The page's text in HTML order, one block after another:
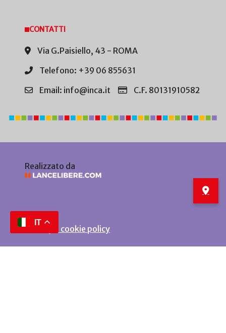
CONTATTI
Via G.Paisiello, 43 - ROMA
Telefono: +39 06 855631
Email: info@inca.it
C.F. 80131910582
Realizzato da
Privacy e cookie policy
IT